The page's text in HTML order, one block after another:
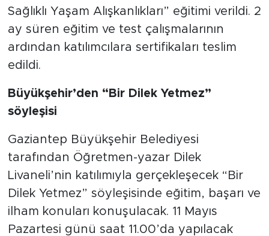
Sağlıklı Yaşam Alışkanlıkları” eğitimi verildi. 2
ay süren eğitim ve test çalışmalarının
ardından katılımcılara sertifikaları teslim
edildi.
Büyükşehir’den “Bir Dilek Yetmez”
söyleşisi
Gaziantep Büyükşehir Belediyesi
tarafından Öğretmen-yazar Dilek
Livaneli’nin katılımıyla gerçekleşecek “Bir
Dilek Yetmez” söyleşisinde eğitim, başarı ve
ilham konuları konuşulacak. 11 Mayıs
Pazartesi günü saat 11.00’da yapılacak